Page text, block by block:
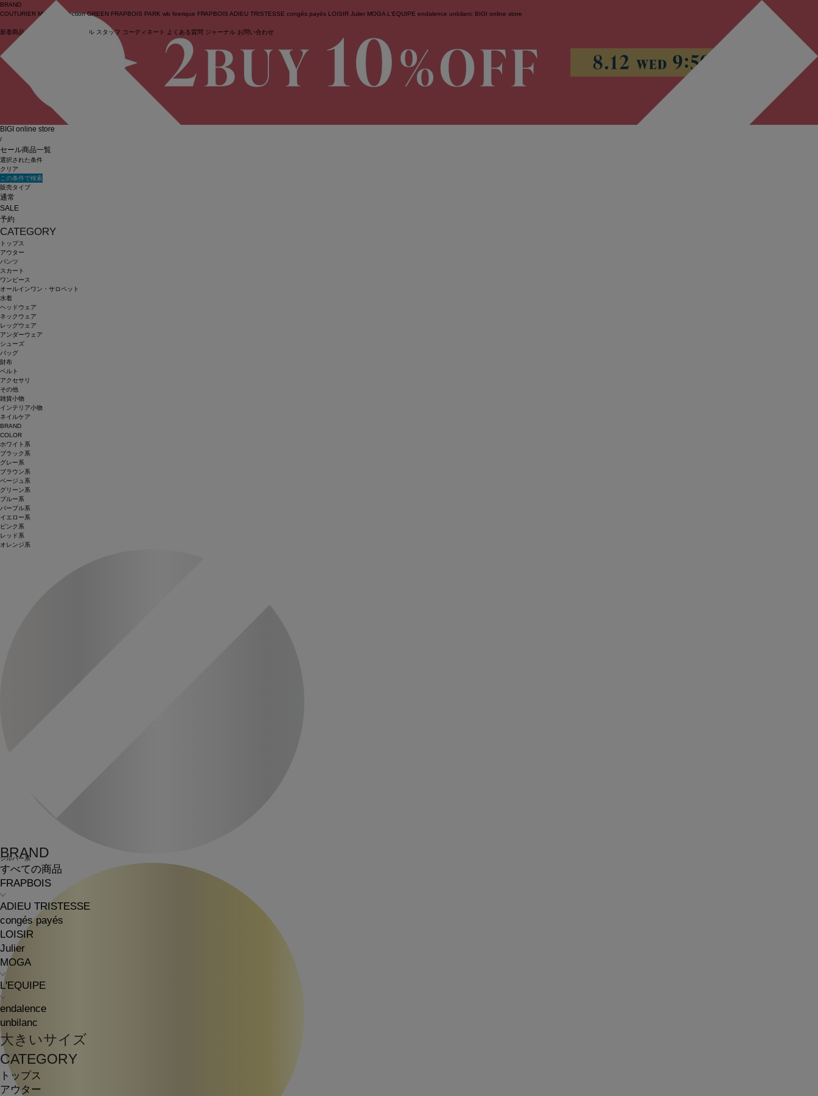
ログイン
BRAND
COUTURIER MOGA Collection GREEN FRAPBOIS PARK wb feerique FRAPBOIS ADIEU TRISTESSE congés payés LOISIR Julier MOGA L'EQUIPE endalence unbilanc BIGI online store
新着商品 (ライブ) セール スタッフ コーディネート よくある質問 ジャーナル お問い合わせ
BRAND
すべての商品
FRAPBOIS
ADIEU TRISTESSE
congés payés
LOISIR
Julier
MOGA
L'EQUIPE
endalence
unbilanc
大きいサイズ
CATEGORY
トップス
アウター
BIGI online store
/
セール商品一覧
選択された条件
クリア
この条件で検索
販売タイプ
通常
SALE
予約
CATEGORY
トップス
アウター
パンツ
スカート
ワンピース
オールインワン・サロペット
水着
ヘッドウェア
ネックウェア
レッグウェア
アンダーウェア
シューズ
バッグ
財布
ベルト
アクセサリ
その他
雑貨小物
インテリア小物
ネイルケア
BRAND
COLOR
ホワイト系
ブラック系
グレー系
ブラウン系
ベージュ系
グリーン系
ブルー系
パープル系
イエロー系
ピンク系
レッド系
オレンジ系
シルバー系